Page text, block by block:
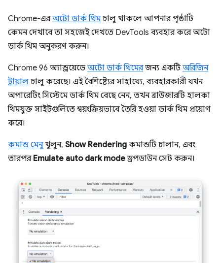
Chrome-এরঅটো ডার্ক থিম চালু থাকলে আপনার পৃষ্ঠাটি
কেমন দেখাবে তা সহজেই দেখতে DevTools ব্যবহার করে অটো
ডার্ক থিম অনুকরণ করুন।
Chrome 96 অ্যান্ড্রয়েডেঅটো ডার্ক থিমেরজন্য একটিঅরিজিন
ট্রায়াল চালু করেছে। এই বৈশিষ্ট্যের সাহায্যে, ব্যবহারকারী যখন
অপারেটিং সিস্টেমে ডার্ক থিম বেছে নেন, তখন ব্রাউজারটি হালকা
থিমযুক্ত সাইটগুলিতে স্বয়ংক্রিয়ভাবে তৈরি হওয়া ডার্ক থিম প্রয়োগ
করে।
কমান্ড মেনুখুলুন, Show Rendering কমান্ডটি চালান, এবং
তারপর Emulate auto dark modeড্রপডাউন সেট করুন।